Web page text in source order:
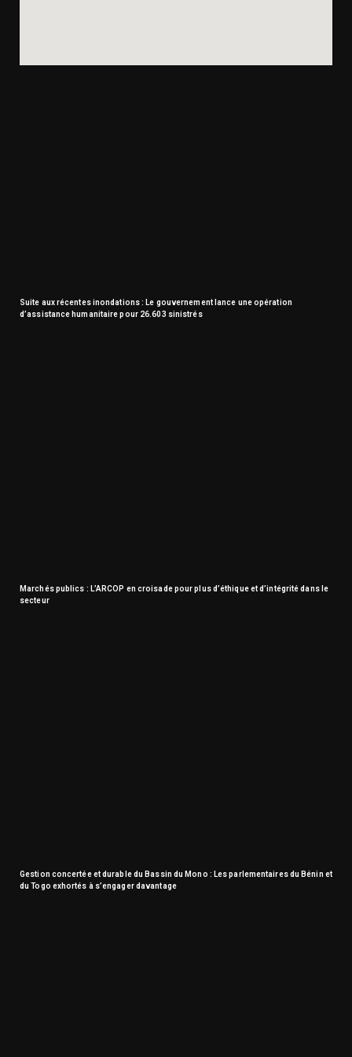
Suite aux récentes inondations : Le gouvernement lance une opération
d’assistance humanitaire pour 26.603 sinistrés
Marchés publics : L’ARCOP en croisade pour plus d’éthique et d’intégrité dans le
secteur
Gestion concertée et durable du Bassin du Mono : Les parlementaires du Bénin et
du Togo exhortés à s’engager davantage